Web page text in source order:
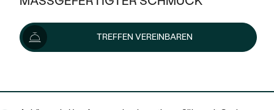
KLASSISCH
MIT MEHREREN DIAMANTEN
HALO
VINTAGE
AUSVERKAUF
WENN SCHMUCK HILFT
NACH TYP
PLATIN
OHRSTECKER
GOLD
SILBER
AUSVERKAUF
GOLD
TREFFEN VEREINBAREN
93 €
Lieferoptionen